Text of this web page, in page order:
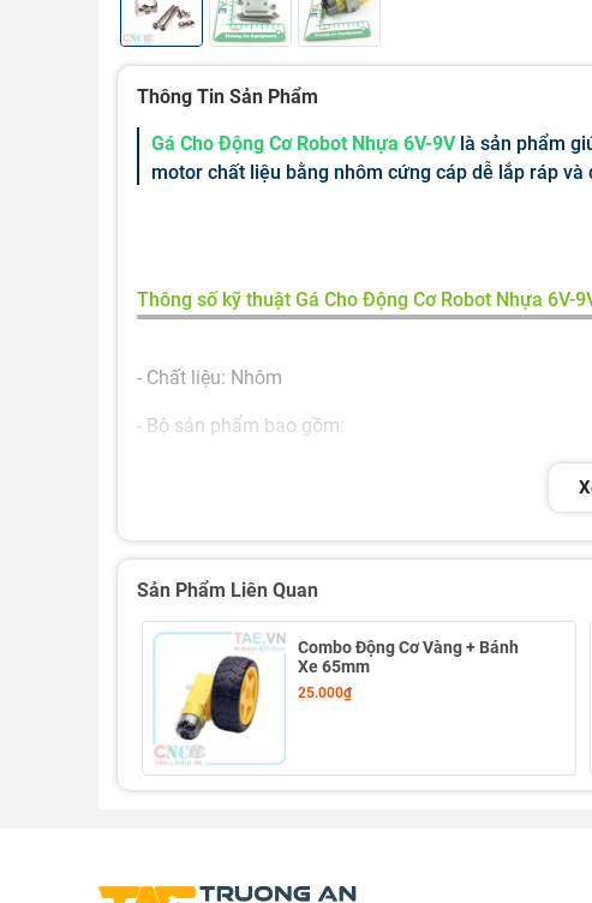
Thông Tin Sản Phẩm
Gá Cho Động Cơ Robot Nhựa 6V-9Vlà sản phẩm
motor chất liệu bằng nhôm cứng cáp dễ lắp ráp và
Thông số kỹ thuật Gá Cho Động Cơ Robot Nhựa 6V-
- Chất liệu: Nhôm
- Bộ sản phẩm bao gồm:
- Thích hợp sử dụng chođộng cơ giảm tốc vàng 6V-
Sản Phẩm Liên Quan
Combo Động Cơ Vàng + Bánh
Xe 65mm
25.000₫